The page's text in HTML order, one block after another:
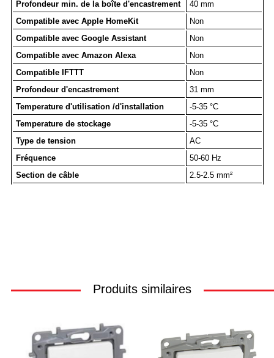
Profondeur min. de la boîte d'encastrement
40 mm
Compatible avec Apple HomeKit
Non
Compatible avec Google Assistant
Non
Compatible avec Amazon Alexa
Non
Compatible IFTTT
Non
Profondeur d'encastrement
31 mm
Temperature d'utilisation /d'installation
-5-35 °C
Temperature de stockage
-5-35 °C
Type de tension
AC
Fréquence
50-60 Hz
Section de câble
2.5-2.5 mm²
Produits similaires